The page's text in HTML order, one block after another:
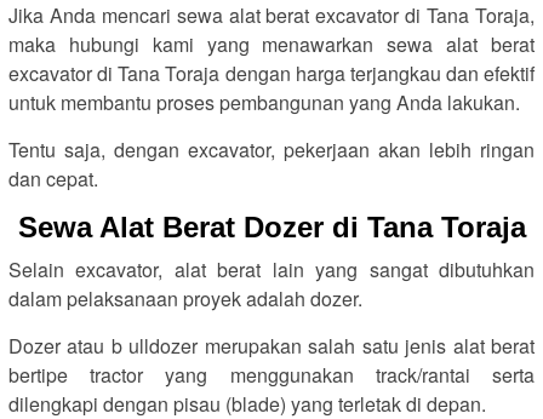
Jika Anda mencari sewa alat berat excavator di Tana Toraja,
maka hubungi kami yang menawarkan sewa alat berat
excavator di Tana Toraja dengan harga terjangkau dan efektif
untuk membantu proses pembangunan yang Anda lakukan.
Tentu saja, dengan excavator, pekerjaan akan lebih ringan
dan cepat.
Sewa Alat Berat Dozer di Tana Toraja
Selain excavator, alat berat lain yang sangat dibutuhkan
dalam pelaksanaan proyek adalah dozer.
Dozer atau b ulldozer merupakan salah satu jenis alat berat
bertipe tractor yang menggunakan track/rantai serta
dilengkapi dengan pisau (blade) yang terletak di depan.